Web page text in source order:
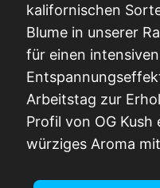
kalifornischen
Blume in unserer
für einen
Arbeitstag zur
Profil von OG
würziges Aroma